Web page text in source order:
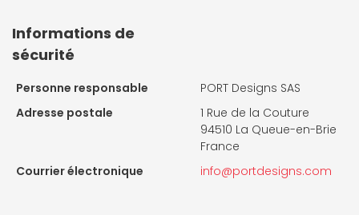
Informations de
sécurité
Personne responsable
PORT Designs SAS
Adresse postale
1 Rue de la Couture
94510 La Queue-en-Brie
France
Courrier électronique
info@portdesigns.com